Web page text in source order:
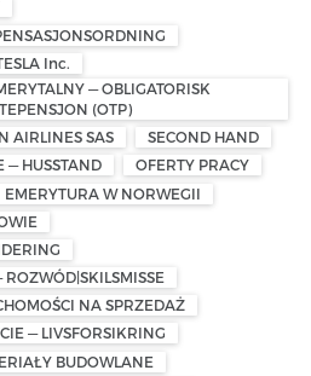
Inc.
— OBLIGATORISK
(OTP)
AIRLINES SAS
SECOND HAND
— HUSSTAND
OFERTY PRACY
EMERYTURA W NORWEGII
NA SPRZEDAŻ
— LIVSFORSIKRING
BUDOWLANE